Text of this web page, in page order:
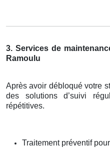
3. Services de
Ramoulu
Après avoir débloqué votre
des solutions d’suivi
répétitives.
Traitement préventif